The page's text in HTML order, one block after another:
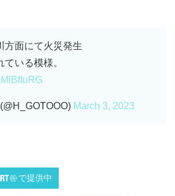
方面にて火災発生
いる模様。
March 3, 2023
で提供中